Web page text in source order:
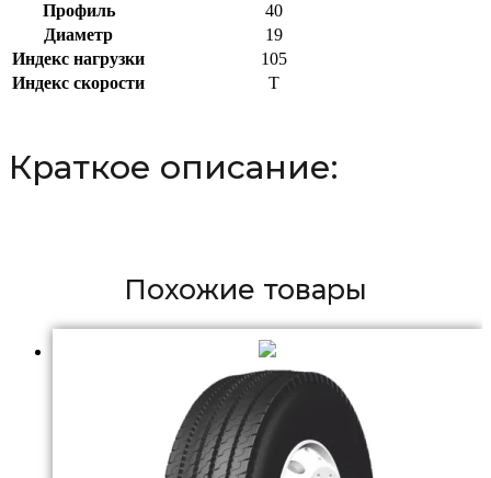
Профиль
40
Диаметр
19
Индекс нагрузки
105
Индекс скорости
T
Краткое описание:
Похожие товары